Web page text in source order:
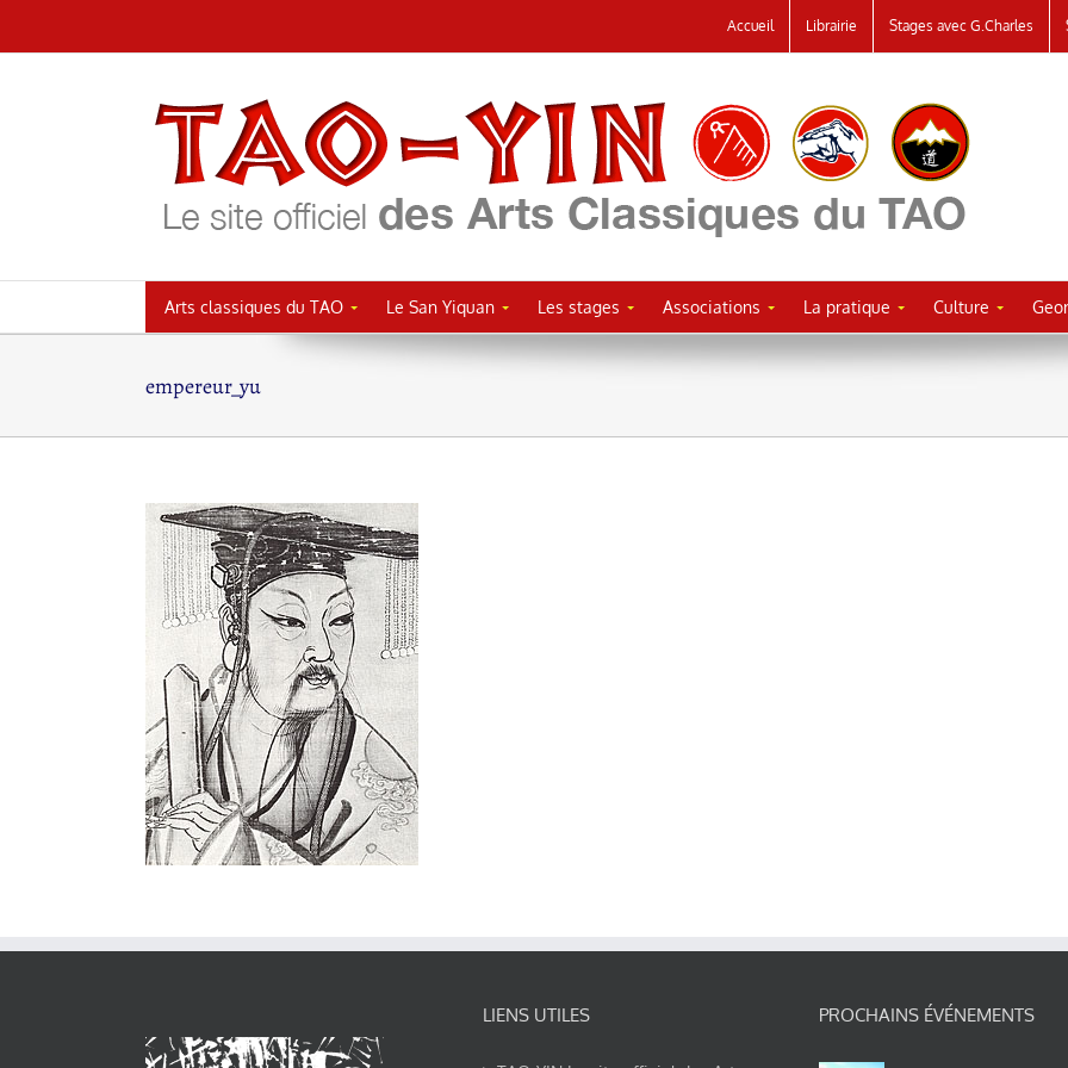
au
Accueil Librairie Stages avec G.Charles
Arts classiques du TAO Le San Yiquan Les stages Associations La pratique Culture
empereur_yu
LIENS UTILES PROCHAINS ÉVÉNEMENTS